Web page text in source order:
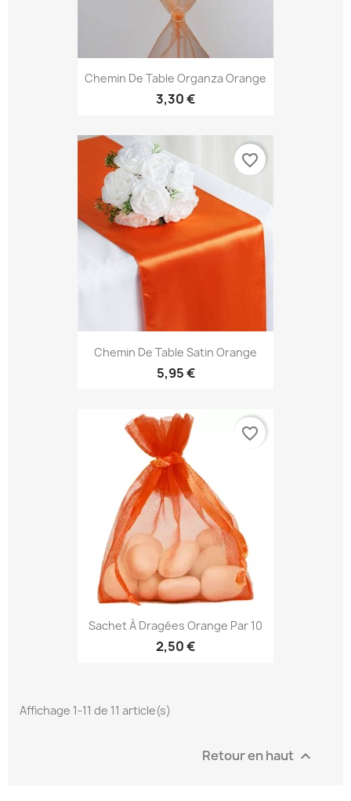
Chemin De Table Organza Orange
3,30 €
Chemin De Table Satin Orange
5,95 €
favorite_border
Sachet À Dragées Orange Par 10
2,50 €
favorite_border
Affichage 1-11 de 11 article(s)
Retour en haut 